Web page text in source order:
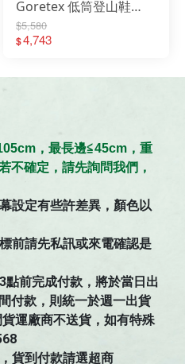
Goretex 低筒登山鞋
GTX 低筒鞋 防水 登山鞋
L47685300
$5,580
$4,743
，最長邊≦45cm，重
不確定，請先詢問我們，
設定有些許差異，顏色以
前請先私訊或來電確認是
前完成付款，將於當日出
付款，則統一於週一出貨
運廠商不送貨，如有特殊
貨到付款請選超商